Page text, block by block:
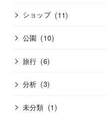
ショップ (11)
公園 (10)
旅行 (6)
分析 (3)
未分類 (1)